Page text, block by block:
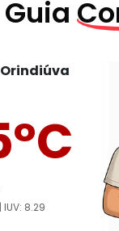
Guia
IUV: 8.29